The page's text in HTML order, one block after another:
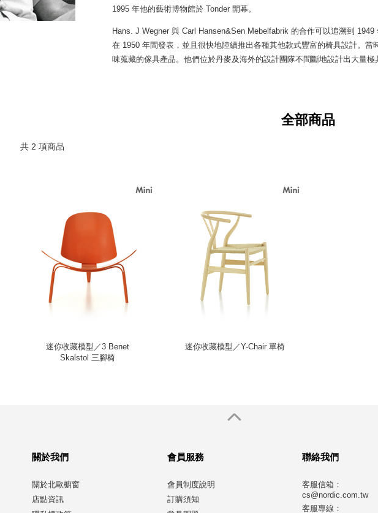
1995 年他的藝術博物館於 Tonder 開幕。
Hans. J Wegner 與 Carl Hansen&Sen Mebelfabrik 的合作可以追溯到
在 1950 年間發表，並且很快地陸續推出各種其他款式豐富的椅具設計。
味蒐藏的傢具產品。他們位於丹麥及海外的設計團隊不間斷地設計出大量極
全部商品
共 2 項商品
迷你收藏模型／3 Benet
Skalstol 三腳椅
迷你收藏模型／Y-Chair 單椅
關於我們
關於北歐櫥窗
店點資訊
會員服務
會員制度說明
訂購須知
聯絡我們
客服信箱：
cs@nordic.com.tw
客服專線：